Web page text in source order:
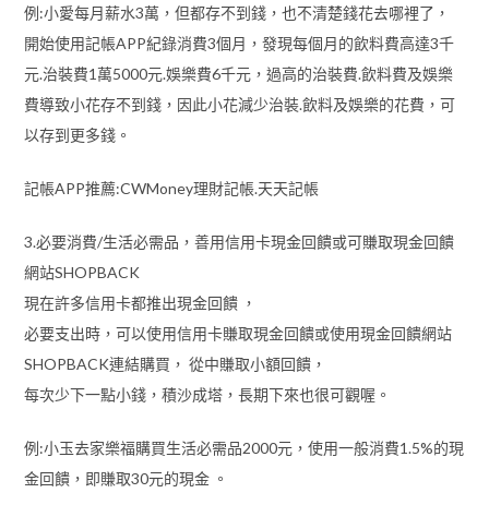
例:小愛每月薪水3萬，但都存不到錢，也不清楚錢花去哪裡了，
開始使用記帳APP紀錄消費3個月，發現每個月的飲料費高達3千
元.治裝費1萬5000元.娛樂費6千元，過高的治裝費.飲料費及娛樂
費導致小花存不到錢，因此小花減少治裝.飲料及娛樂的花費，可
以存到更多錢。
記帳APP推薦:CWMoney理財記帳.天天記帳
3.必要消費/生活必需品，善用信用卡現金回饋或可賺取現金回饋
網站SHOPBACK
現在許多信用卡都推出現金回饋 ，
必要支出時，可以使用信用卡賺取現金回饋或使用現金回饋網站
SHOPBACK連結購買， 從中賺取小額回饋，
每次少下一點小錢，積沙成塔，長期下來也很可觀喔。
例:小玉去家樂福購買生活必需品2000元，使用一般消費1.5%的現
金回饋，即賺取30元的現金 。